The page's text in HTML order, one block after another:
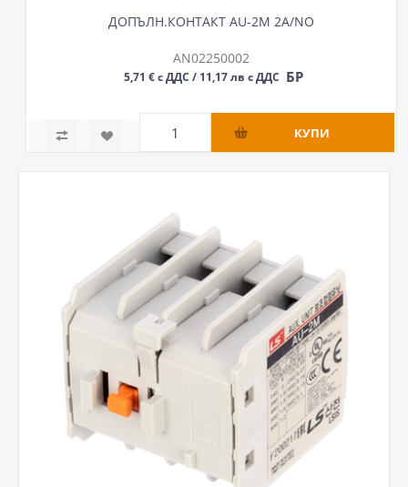
ДОПЪЛН.КОНТАКТ AU-2M 2A/NO
AN02250002
5,71 € с ДДС / 11,17 лв с ДДС БР